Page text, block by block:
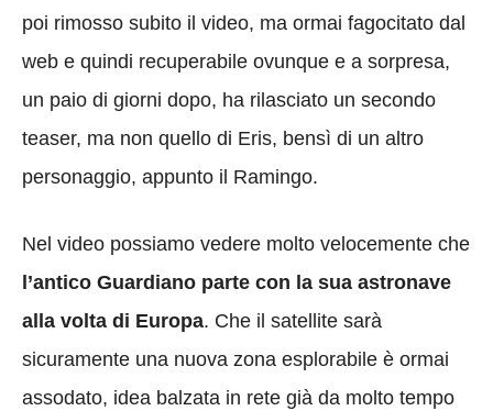
poi rimosso subito il video, ma ormai fagocitato dal
web e quindi recuperabile ovunque e a sorpresa,
un paio di giorni dopo, ha rilasciato un secondo
teaser, ma non quello di Eris, bensì di un altro
personaggio, appunto il Ramingo.
Nel video possiamo vedere molto velocemente che
l’antico Guardiano parte con la sua astronave
alla volta di Europa. Che il satellite sarà
sicuramente una nuova zona esplorabile è ormai
assodato, idea balzata in rete già da molto tempo